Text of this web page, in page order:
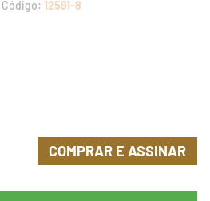
12591-8
COMPRAR E ASSINAR